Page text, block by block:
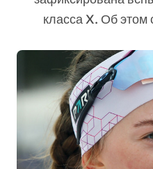
класса X. Об